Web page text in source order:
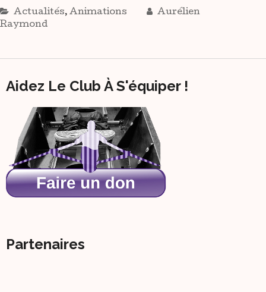
Actualités, Animations
Aurélien
Raymond
Aidez Le Club À S'équiper !
Partenaires